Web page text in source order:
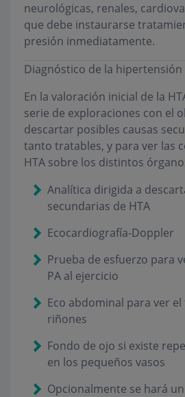
neurológicas, renales,
que debe instaurarse
presión inmediatamente.
Diagnóstico de la
En la valoración inicial de la
serie de exploraciones con el
descartar posibles causas
tanto tratables, y para ver las
HTA sobre los distintos
Analítica dirigida a
secundarias de HTA
Ecocardiografía-Doppler
Prueba de esfuerzo para
PA al ejercicio
Eco abdominal para ver
riñones
Fondo de ojo si existe
en los pequeños vasos
Opcionalmente se hará